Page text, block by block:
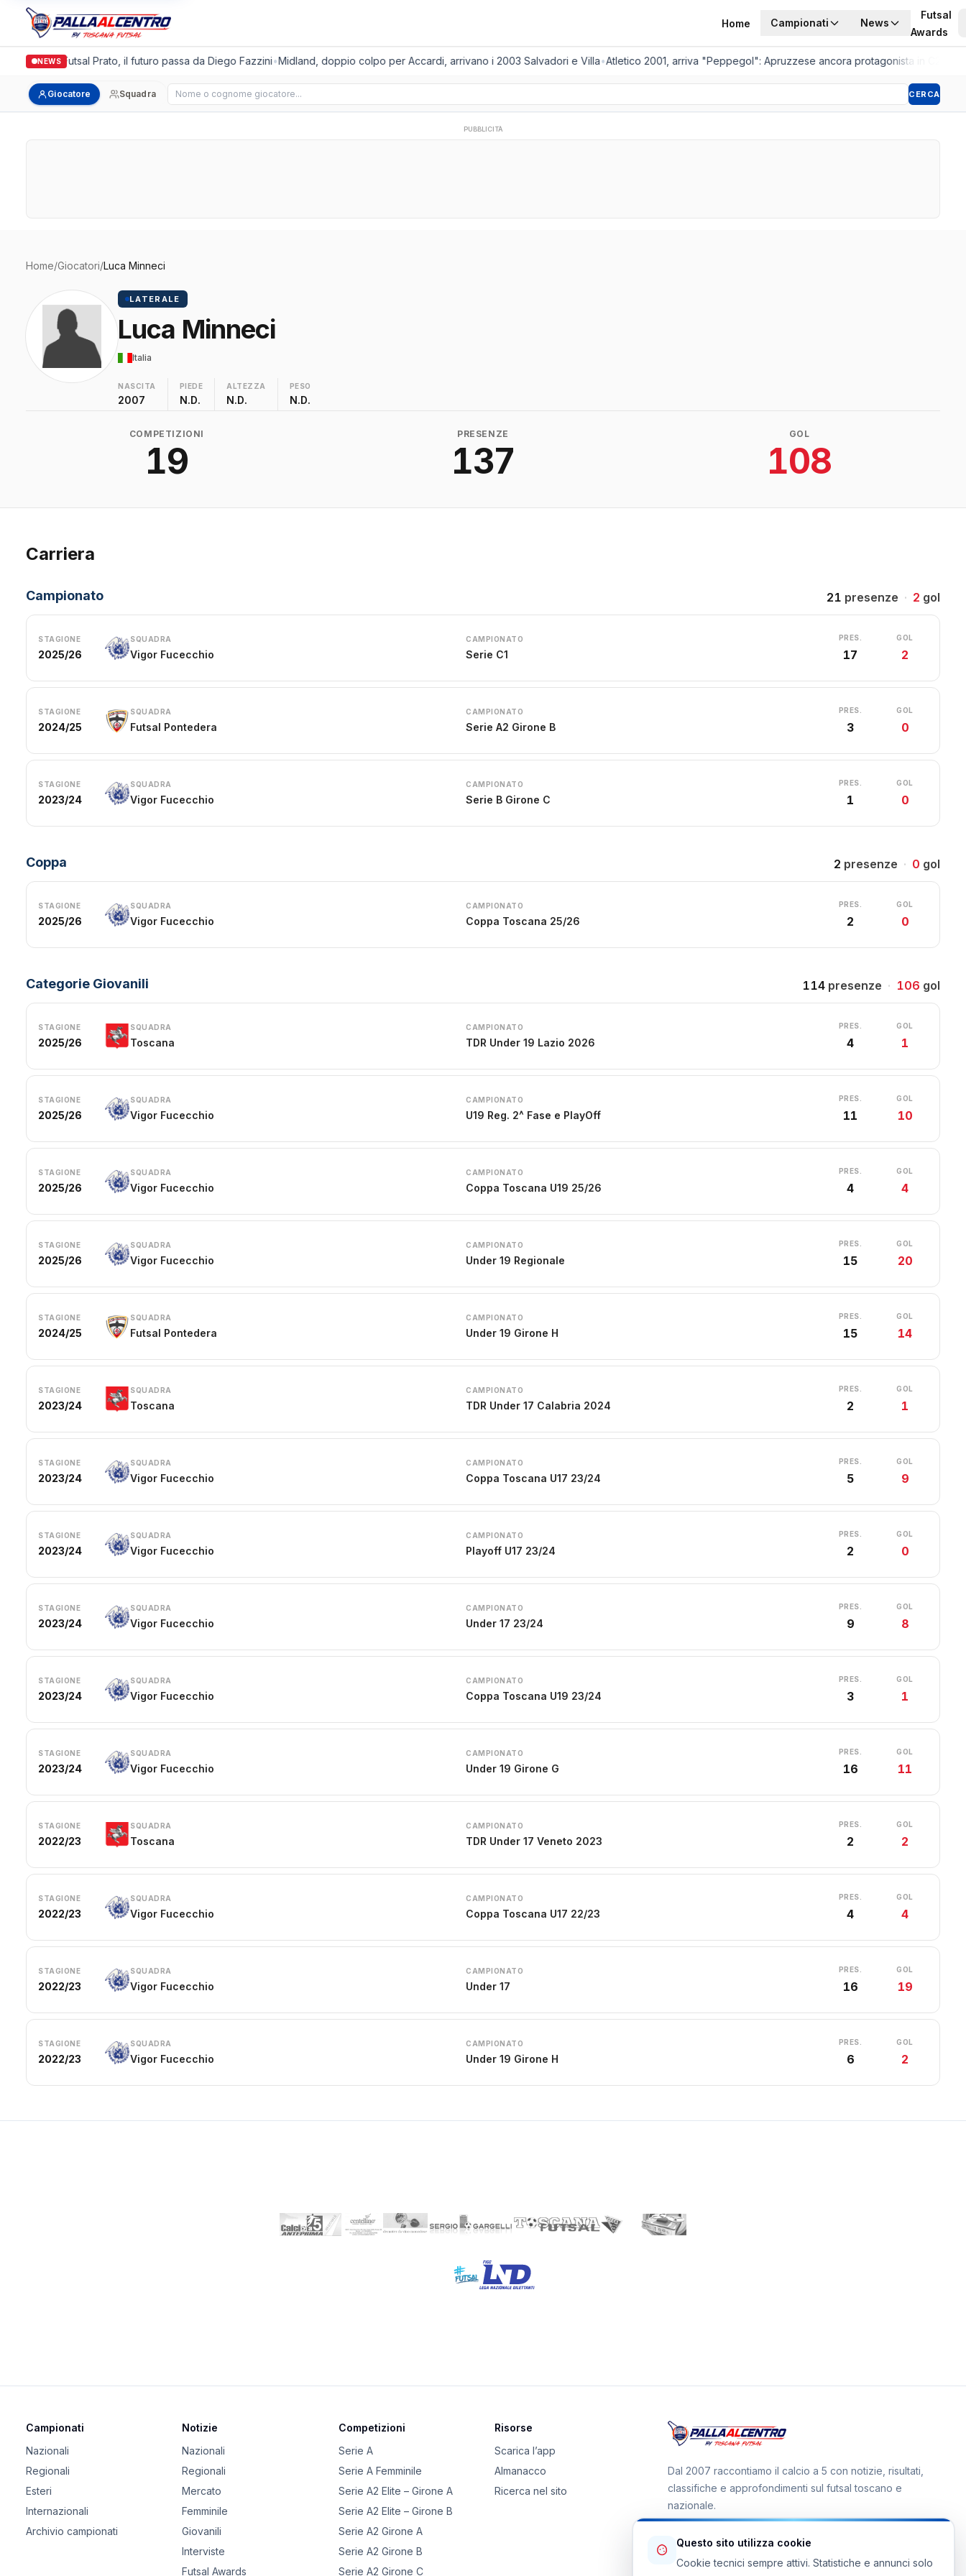
Home Campionati News
Futsal
Awards
NEWS
Italgronda Futsal Prato, il futuro passa da Diego Fazzini•Midland, doppio colpo per Accardi, arrivano i 2003 Salvadori e Villa•Atletico 2001, arriva "Peppegol": Apruzzese ancora protagonista in C2
Giocatore Squadra Cerca giocatore CERCA
PUBBLICITÀ
Home/Giocatori/Luca Minneci
LATERALE
Luca Minneci
Italia
NASCITA
2007
PIEDE
N.D.
ALTEZZA
N.D.
PESO
N.D.
COMPETIZIONI
19
PRESENZE
137
GOL
108
Carriera
Campionato 21 presenze · 2 gol
STAGIONE
2025/26
SQUADRA
Vigor Fucecchio
CAMPIONATO
Serie C1
PRES.
17
GOL
2
STAGIONE
2024/25
SQUADRA
Futsal Pontedera
CAMPIONATO
Serie A2 Girone B
PRES.
3
GOL
0
STAGIONE
2023/24
SQUADRA
Vigor Fucecchio
CAMPIONATO
Serie B Girone C
PRES.
1
GOL
0
Coppa 2 presenze · 0 gol
STAGIONE
2025/26
SQUADRA
Vigor Fucecchio
CAMPIONATO
Coppa Toscana 25/26
PRES.
2
GOL
0
Categorie Giovanili 114 presenze · 106 gol
STAGIONE
2025/26
SQUADRA
Toscana
CAMPIONATO
TDR Under 19 Lazio 2026
PRES.
4
GOL
1
STAGIONE
2025/26
SQUADRA
Vigor Fucecchio
CAMPIONATO
U19 Reg. 2^ Fase e PlayOff
PRES.
11
GOL
10
STAGIONE
2025/26
SQUADRA
Vigor Fucecchio
CAMPIONATO
Coppa Toscana U19 25/26
PRES.
4
GOL
4
STAGIONE
2025/26
SQUADRA
Vigor Fucecchio
CAMPIONATO
Under 19 Regionale
PRES.
15
GOL
20
STAGIONE
2024/25
SQUADRA
Futsal Pontedera
CAMPIONATO
Under 19 Girone H
PRES.
15
GOL
14
STAGIONE
2023/24
SQUADRA
Toscana
CAMPIONATO
TDR Under 17 Calabria 2024
PRES.
2
GOL
1
STAGIONE
2023/24
SQUADRA
Vigor Fucecchio
CAMPIONATO
Coppa Toscana U17 23/24
PRES.
5
GOL
9
STAGIONE
2023/24
SQUADRA
Vigor Fucecchio
CAMPIONATO
Playoff U17 23/24
PRES.
2
GOL
0
STAGIONE
2023/24
SQUADRA
Vigor Fucecchio
CAMPIONATO
Under 17 23/24
PRES.
9
GOL
8
STAGIONE
2023/24
SQUADRA
Vigor Fucecchio
CAMPIONATO
Coppa Toscana U19 23/24
PRES.
3
GOL
1
STAGIONE
2023/24
SQUADRA
Vigor Fucecchio
CAMPIONATO
Under 19 Girone G
PRES.
16
GOL
11
STAGIONE
2022/23
SQUADRA
Toscana
CAMPIONATO
TDR Under 17 Veneto 2023
PRES.
2
GOL
2
STAGIONE
2022/23
SQUADRA
Vigor Fucecchio
CAMPIONATO
Coppa Toscana U17 22/23
PRES.
4
GOL
4
STAGIONE
2022/23
SQUADRA
Vigor Fucecchio
CAMPIONATO
Under 17
PRES.
16
GOL
19
STAGIONE
2022/23
SQUADRA
Vigor Fucecchio
CAMPIONATO
Under 19 Girone H
PRES.
6
GOL
2
Campionati
Nazionali
Regionali
Esteri
Internazionali
Archivio campionati
Notizie
Nazionali
Regionali
Mercato
Femminile
Giovanili
Interviste
Futsal Awards
Competizioni
Serie A
Serie A Femminile
Serie A2 Elite – Girone A
Serie A2 Elite – Girone B
Serie A2 Girone A
Serie A2 Girone B
Serie A2 Girone C
Risorse
Scarica l’app
Almanacco
Ricerca nel sito
Dal 2007 raccontiamo il calcio a 5 con notizie, risultati,
classifiche e approfondimenti sul futsal toscano e
nazionale.
Canale WhatsApp
Questo sito utilizza cookie
Cookie tecnici sempre attivi. Statistiche e annunci solo